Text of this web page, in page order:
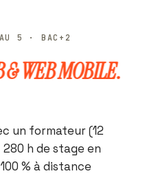
5 · BAC+2
& WEB MOBILE.
un formateur (12
280 h de stage en
% à distance